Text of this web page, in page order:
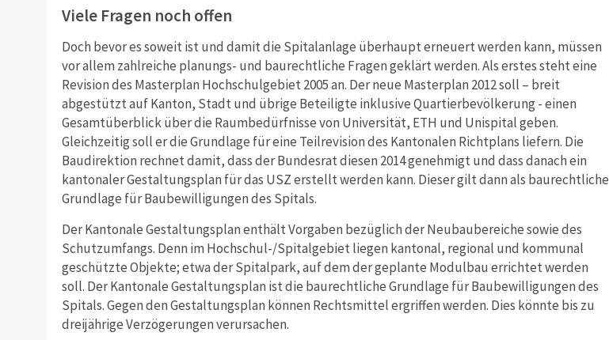
Viele Fragen noch offen
Doch bevor es soweit ist und damit die Spitalanlage überhaupt erneuert werden kann, müssen
vor allem zahlreiche planungs- und baurechtliche Fragen geklärt werden. Als erstes steht eine
Revision des Masterplan Hochschulgebiet 2005 an. Der neue Masterplan 2012 soll – breit
abgestützt auf Kanton, Stadt und übrige Beteiligte inklusive Quartierbevölkerung - einen
Gesamtüberblick über die Raumbedürfnisse von Universität, ETH und Unispital geben.
Gleichzeitig soll er die Grundlage für eine Teilrevision des Kantonalen Richtplans liefern. Die
Baudirektion rechnet damit, dass der Bundesrat diesen 2014 genehmigt und dass danach ein
kantonaler Gestaltungsplan für das USZ erstellt werden kann. Dieser gilt dann als baurechtliche
Grundlage für Baubewilligungen des Spitals.
Der Kantonale Gestaltungsplan enthält Vorgaben bezüglich der Neubaubereiche sowie des
Schutzumfangs. Denn im Hochschul-/Spitalgebiet liegen kantonal, regional und kommunal
geschützte Objekte; etwa der Spitalpark, auf dem der geplante Modulbau errichtet werden
soll. Der Kantonale Gestaltungsplan ist die baurechtliche Grundlage für Baubewilligungen des
Spitals. Gegen den Gestaltungsplan können Rechtsmittel ergriffen werden. Dies könnte bis zu
dreijährige Verzögerungen verursachen.